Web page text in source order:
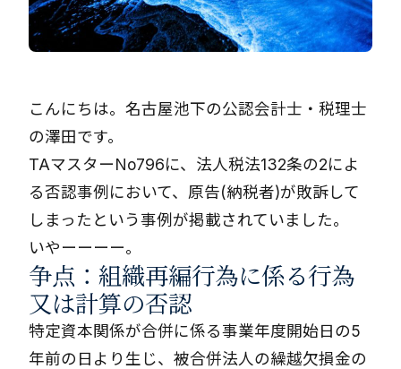
こんにちは。名古屋池下の公認会計士・税理士
の澤田です。
TAマスターNo796に、法人税法132条の2によ
る否認事例において、原告(納税者)が敗訴して
しまったという事例が掲載されていました。
いやーーーー。
争点：組織再編行為に係る行為
又は計算の否認
特定資本関係が合併に係る事業年度開始日の5
年前の日より生じ、被合併法人の繰越欠損金の